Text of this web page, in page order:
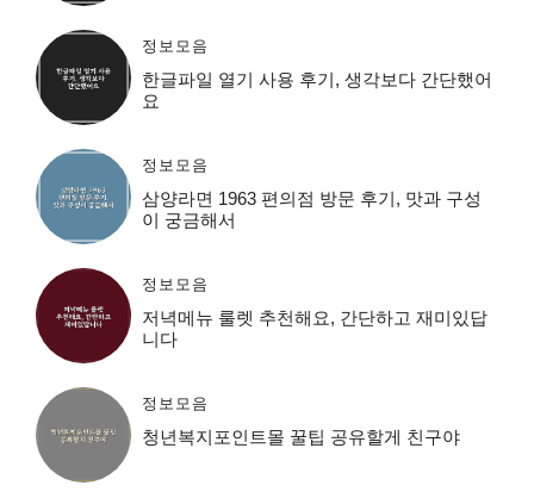
정보모음
한글파일 열기 사용 후기, 생각보다 간단했어
요
정보모음
삼양라면 1963 편의점 방문 후기, 맛과 구성
이 궁금해서
정보모음
저녁메뉴 룰렛 추천해요, 간단하고 재미있답
니다
정보모음
청년복지포인트몰 꿀팁 공유할게 친구야